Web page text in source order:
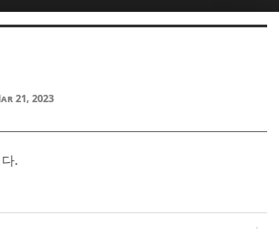
21, 2023
.
스케치북5
스케치북5
스케치북5
스케치북5